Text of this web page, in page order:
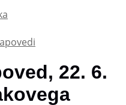
22. 6.